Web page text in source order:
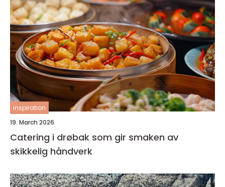
inspiration
19. March 2026
Catering i drøbak som gir smaken av
skikkelig håndverk